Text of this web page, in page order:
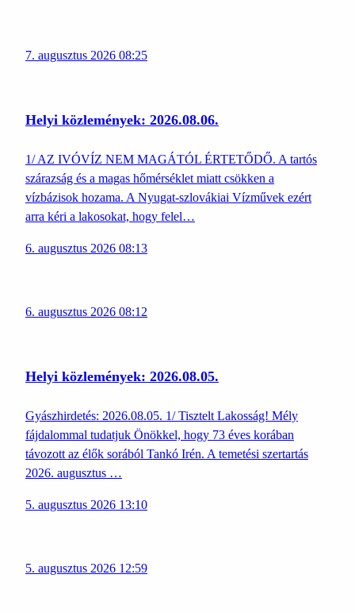
7. augusztus 2026 08:25
Helyi közlemények: 2026.08.06.
1/ AZ IVÓVÍZ NEM MAGÁTÓL ÉRTETŐDŐ. A tartós
szárazság és a magas hőmérséklet miatt csökken a
vízbázisok hozama. A Nyugat-szlovákiai Vízművek ezért
arra kéri a lakosokat, hogy felel…
6. augusztus 2026 08:13
6. augusztus 2026 08:12
Helyi közlemények: 2026.08.05.
Gyászhirdetés: 2026.08.05. 1/ Tisztelt Lakosság! Mély
fájdalommal tudatjuk Önökkel, hogy 73 éves korában
távozott az élők sorából Tankó Irén. A temetési szertartás
2026. augusztus …
5. augusztus 2026 13:10
5. augusztus 2026 12:59